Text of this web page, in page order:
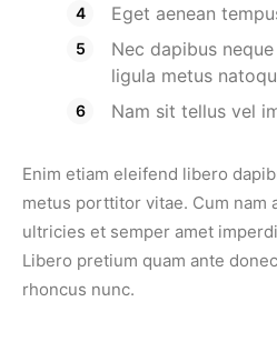
Eget aenean
Nec dapibus
ligula metus
Nam sit tellus vel
Enim etiam eleifend libero
metus porttitor vitae. Cum nam
ultricies et semper amet
Libero pretium quam ante
rhoncus nunc.